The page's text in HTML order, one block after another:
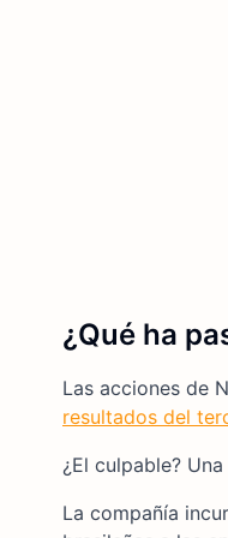
¿Qué ha
Las acciones de
resultados del
¿El culpable?
La compañía